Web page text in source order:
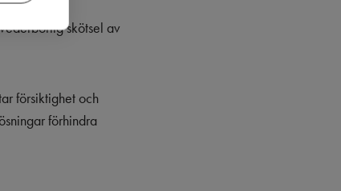
skötsel av
försiktighet och
förhindra